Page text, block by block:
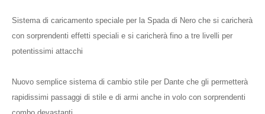
Sistema di caricamento speciale per la Spada di Nero che si caricherà
con sorprendenti effetti speciali e si caricherà fino a tre livelli per
potentissimi attacchi
Nuovo semplice sistema di cambio stile per Dante che gli permetterà
rapidissimi passaggi di stile e di armi anche in volo con sorprendenti